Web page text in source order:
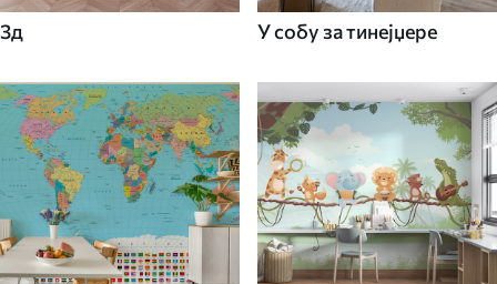
3д У собу за тинејџере